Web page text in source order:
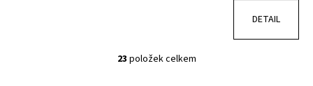
DETAIL
O
23 položek celkem